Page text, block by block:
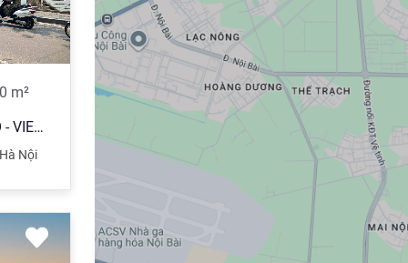
m²
XUẤT SẮC - MẶT HỒ - TÂY HỒ - VIEW HOTEL SHERATON, THẮNG LỢI, WESTLAKE - 300m MT18m - GIÁ ĐẦU TƯ 108 TỶ - LH: 0902.159.099.
Hà Nội